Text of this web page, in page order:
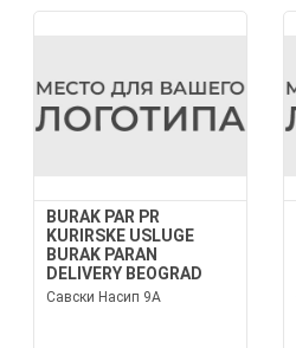
BURAK PAR PR
KURIRSKE USLUGE
BURAK PARAN
DELIVERY BEOGRAD
Савски Насип 9А